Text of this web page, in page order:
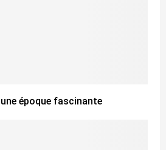
époque fascinante